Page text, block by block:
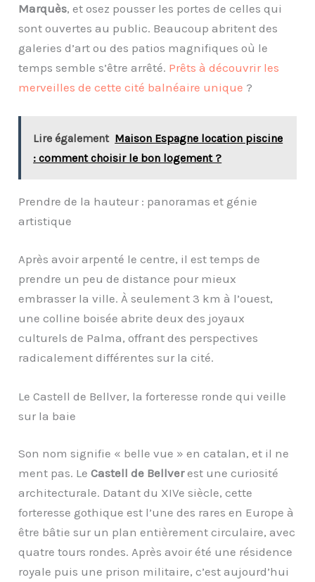
Marquès, et osez pousser les portes de celles qui
sont ouvertes au public. Beaucoup abritent des
galeries d’art ou des patios magnifiques où le
temps semble s’être arrêté. Prêts à découvrir les
merveilles de cette cité balnéaire unique ?
Lire également Maison Espagne location piscine
: comment choisir le bon logement ?
Prendre de la hauteur : panoramas et génie
artistique
Après avoir arpenté le centre, il est temps de
prendre un peu de distance pour mieux
embrasser la ville. À seulement 3 km à l’ouest,
une colline boisée abrite deux des joyaux
culturels de Palma, offrant des perspectives
radicalement différentes sur la cité.
Le Castell de Bellver, la forteresse ronde qui veille
sur la baie
Son nom signifie « belle vue » en catalan, et il ne
ment pas. LeCastell de Bellverest une curiosité
architecturale. Datant du XIVe siècle, cette
forteresse gothique est l’une des rares en Europe à
être bâtie sur un plan entièrement circulaire, avec
quatre tours rondes. Après avoir été une résidence
royale puis une prison militaire, c’est aujourd’hui